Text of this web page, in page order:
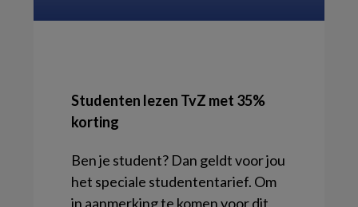
Studenten lezen TvZ met 35%
korting
Ben je student? Dan geldt voor jou
het speciale studententarief. Om
in aanmerking te komen voor dit